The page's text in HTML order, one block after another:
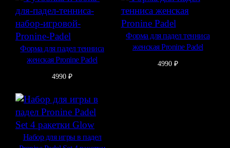
Форма для падел тенниса
женская Pronine Padel
4990₽
Форма для падел тенниса
женская Pronine Padel
4990 ₽
Набор для игры в падел